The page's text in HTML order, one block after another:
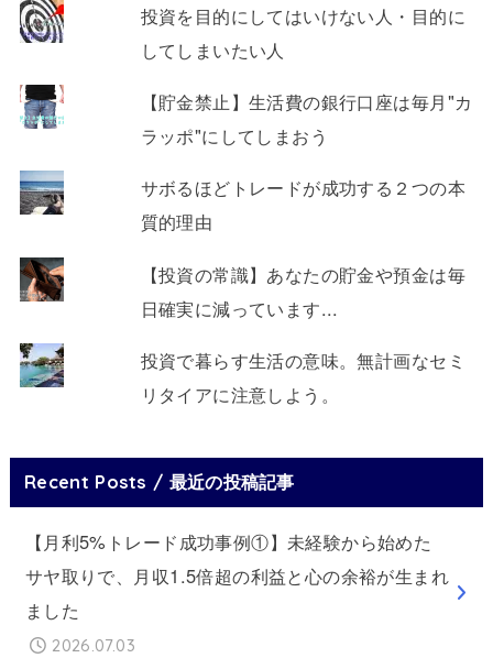
投資を目的にしてはいけない人・目的に
してしまいたい人
【貯金禁止】生活費の銀行口座は毎月"カ
ラッポ"にしてしまおう
サボるほどトレードが成功する２つの本
質的理由
【投資の常識】あなたの貯金や預金は毎
日確実に減っています...
投資で暮らす生活の意味。無計画なセミ
リタイアに注意しよう。
Recent Posts / 最近の投稿記事
【月利5%トレード成功事例①】未経験から始めた
サヤ取りで、月収1.5倍超の利益と心の余裕が生まれ
ました
2026.07.03